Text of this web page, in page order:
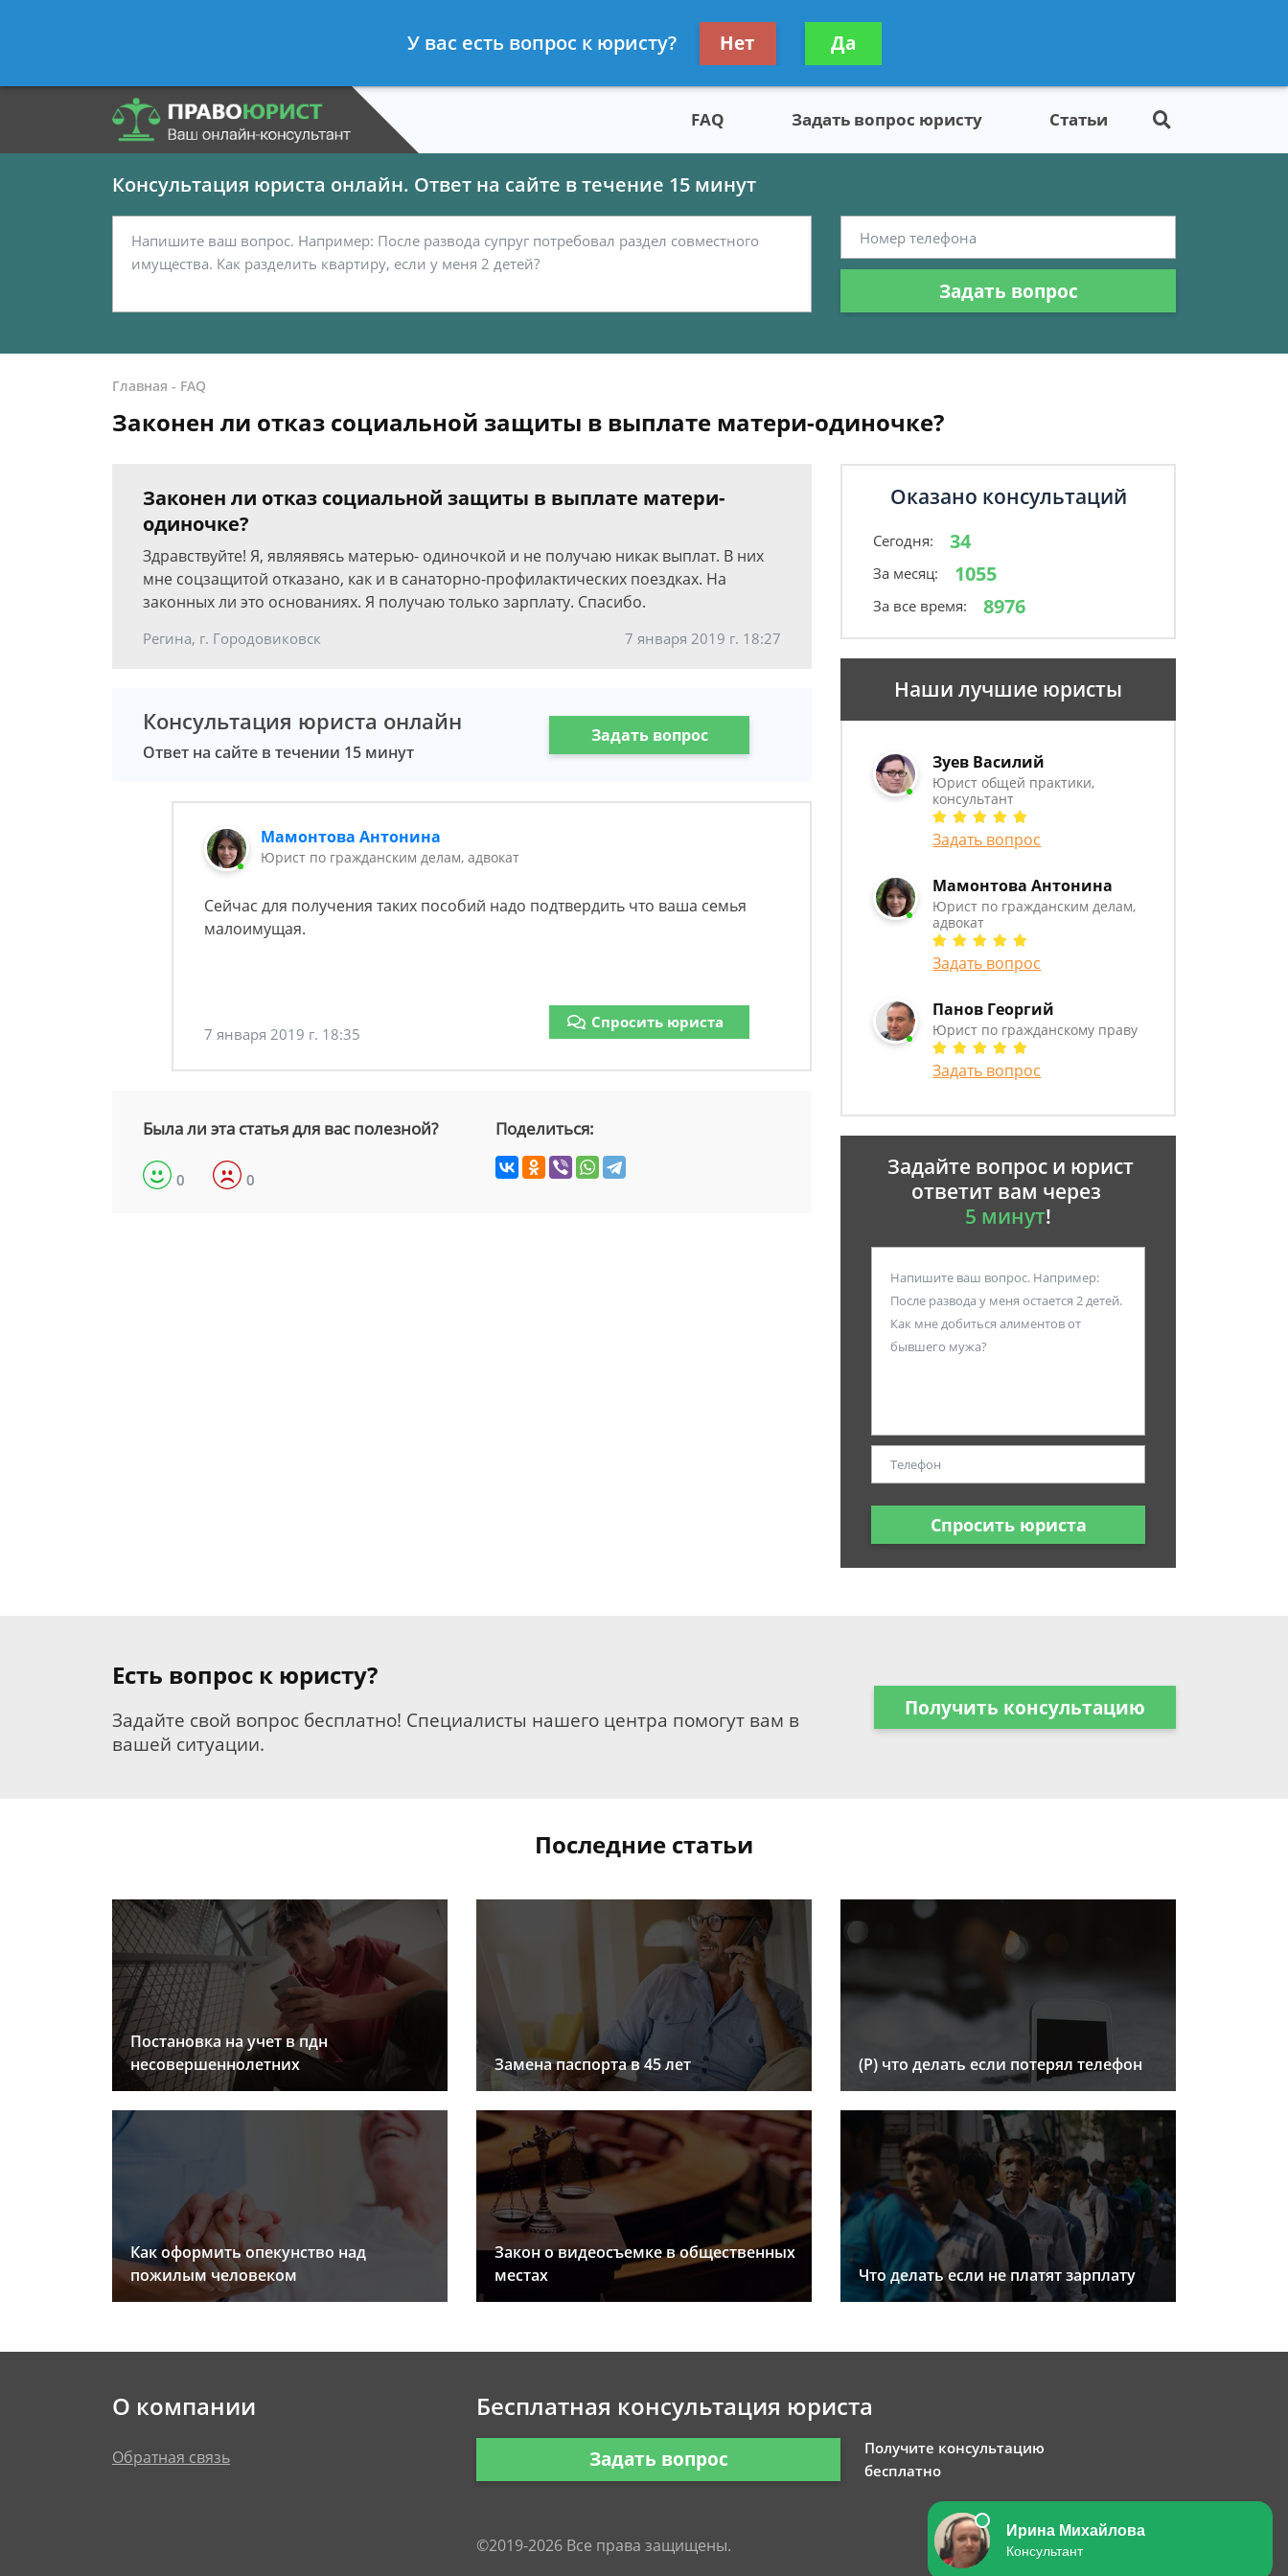
- Юрист по гражданскому праву
Получите консультацию
бесплатно
FAQ Задать вопрос юристу Статьи
Консультация юриста онлайн. Ответ на сайте в течение 15 минут
Задать вопрос
Главная - FAQ
Законен ли отказ социальной защиты в выплате матери-одиночке?
Законен ли отказ социальной защиты в выплате матери-
одиночке?
Здравствуйте! Я, являявясь матерью- одиночкой и не получаю никак выплат. В них
мне соцзащитой отказано, как и в санаторно-профилактических поездках. На
законных ли это основаниях. Я получаю только зарплату. Спасибо.
Регина, г. Городовиковск 7 января 2019 г. 18:27
Консультация юриста онлайн
Ответ на сайте в течении 15 минут
Задать вопрос
Мамонтова Антонина
Юрист по гражданским делам, адвокат
Сейчас для получения таких пособий надо подтвердить что ваша семья
малоимущая.
7 января 2019 г. 18:35
Спросить юриста
Была ли эта статья для вас полезной?
0 0
Поделиться:
Оказано консультаций
Сегодня: 34
За месяц: 1055
За все время: 8976
Наши лучшие юристы
Зуев Василий
Юрист общей практики,
консультант
Задать вопрос
Мамонтова Антонина
Юрист по гражданским делам,
адвокат
Задать вопрос
Панов Георгий
Юрист по гражданскому праву
Задать вопрос
Задайте вопрос и юрист
ответит вам через
5 минут!
Спросить юриста
Есть вопрос к юристу?
Задайте свой вопрос бесплатно! Специалисты нашего центра помогут вам в
вашей ситуации.
Получить консультацию
Последние статьи
Постановка на учет в пдн
несовершеннолетних
Замена паспорта в 45 лет (Р) что делать если потерял телефон
Как оформить опекунство над
пожилым человеком
Закон о видеосъемке в общественных
местах
Что делать если не платят зарплату
О компании
Обратная связь
Бесплатная консультация юриста
Задать вопрос
Получите консультацию
бесплатно
©2019-2026 Все права защищены.
У вас есть вопрос к юристу? Нет Да